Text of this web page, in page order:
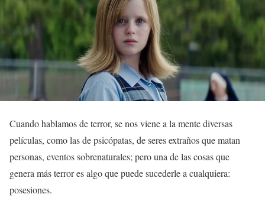
Cuando hablamos de terror, se nos viene a la mente diversas
películas, como las de psicópatas, de seres extraños que matan
personas, eventos sobrenaturales; pero una de las cosas que
genera más terror es algo que puede sucederle a cualquiera:
posesiones.